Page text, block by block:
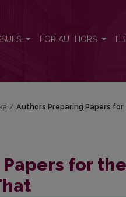
FOR AUTHORS
/ Authors Preparing Papers
for